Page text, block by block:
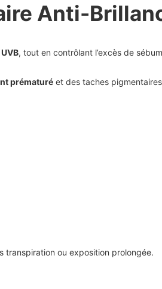
Anti-
, tout en contrôlant l’excès de
prématuré et des taches
transpiration ou exposition prolongée.